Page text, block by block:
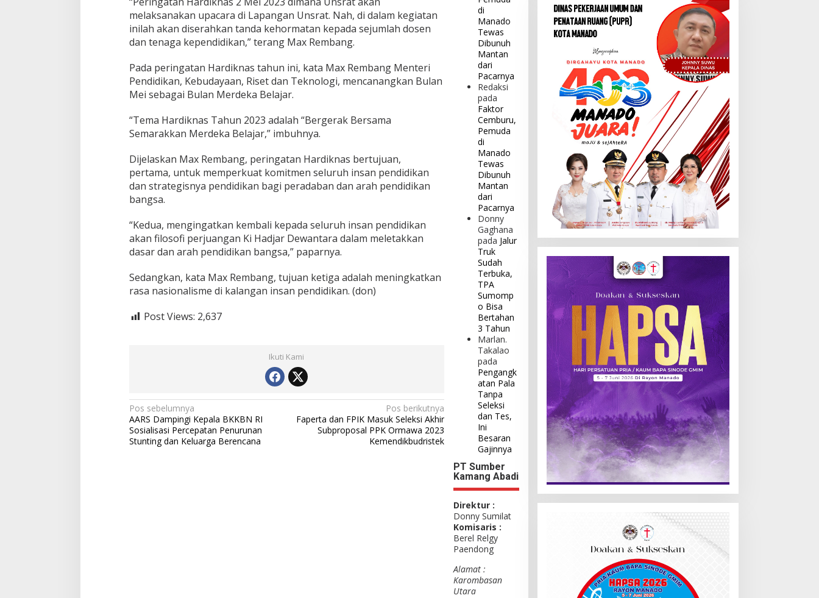
melaksanakan upacara di Lapangan Unsrat. Nah, di dalam kegiatan
inilah akan diserahkan tanda kehormatan kepada sejumlah dosen
dan tenaga kependidikan,” terang Max Rembang.
Pada peringatan Hardiknas tahun ini, kata Max Rembang Menteri
Pendidikan, Kebudayaan, Riset dan Teknologi, mencanangkan Bulan
Mei sebagai Bulan Merdeka Belajar.
“Tema Hardiknas Tahun 2023 adalah “Bergerak Bersama
Semarakkan Merdeka Belajar,” imbuhnya.
Dijelaskan Max Rembang, peringatan Hardiknas bertujuan,
pertama, untuk memperkuat komitmen seluruh insan pendidikan
dan strategisnya pendidikan bagi peradaban dan arah pendidikan
bangsa.
“Kedua, mengingatkan kembali kepada seluruh insan pendidikan
akan filosofi perjuangan Ki Hadjar Dewantara dalam meletakkan
dasar dan arah pendidikan bangsa,” paparnya.
Sedangkan, kata Max Rembang, tujuan ketiga adalah meningkatkan
rasa nasionalisme di kalangan insan pendidikan. (don)
Post Views: 2,637
Ikuti Kami
N
a
v
Pos sebelumnya
AARS Dampingi Kepala BKKBN RI
Sosialisasi Percepatan Penurunan
Stunting dan Keluarga Berencana
Pos berikutnya
Faperta dan FPIK Masuk Seleksi Akhir
Subproposal PPK Ormawa 2023
Kemendikbudristek
di
Manado
Tewas
Dibunuh
Mantan
dari
Pacarnya
Redaksi
pada
Faktor
Cemburu,
Pemuda
di
Manado
Tewas
Dibunuh
Mantan
dari
Pacarnya
Donny
Gaghana
pada Jalur
Truk
Sudah
Terbuka,
TPA
Sumomp
o Bisa
Bertahan
3 Tahun
Marlan.
Takalao
pada
Pengangk
atan Pala
Tanpa
Seleksi
dan Tes,
Ini
Besaran
Gajinnya
PT Sumber
Kamang Abadi
Direktur :
Donny Sumilat
Komisaris :
Berel Relgy
Paendong
Alamat :
Karombasan
Utara